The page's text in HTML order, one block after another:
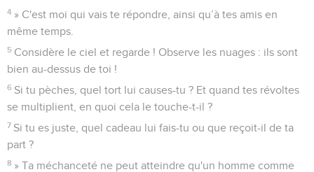
4 » C'est moi qui vais te répondre, ainsi qu’à tes amis en
même temps.
5 Considère le ciel et regarde ! Observe les nuages : ils sont
bien au-dessus de toi !
6 Si tu pèches, quel tort lui causes-tu ? Et quand tes révoltes
se multiplient, en quoi cela le touche-t-il ?
7 Si tu es juste, quel cadeau lui fais-tu ou que reçoit-il de ta
part ?
8 » Ta méchanceté ne peut atteindre qu'un homme comme